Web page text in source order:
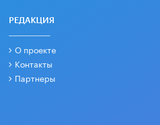
РЕДАКЦИЯ
О проекте
Контакты
Партнеры